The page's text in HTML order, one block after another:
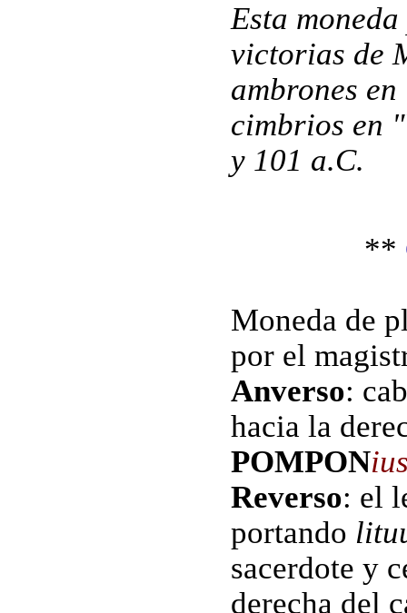
Esta
victorias de
ambrones
cimbrios en
y 101 a.C.
**
Moneda de
por el
Anverso:
hacia la
POMPON
Reverso: el
portando
sacerdote y
derecha del